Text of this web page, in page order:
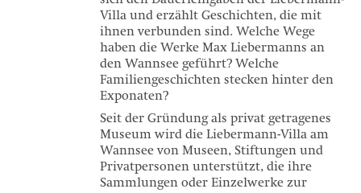
Villa und erzählt Geschichten, die mit
ihnen verbunden sind. Welche Wege
haben die Werke Max Liebermanns an
den Wannsee geführt? Welche
Familiengeschichten stecken hinter den
Exponaten?
Seit der Gründung als privat getragenes
Museum wird die Liebermann-Villa am
Wannsee von Museen, Stiftungen und
Privatpersonen unterstützt, die ihre
Sammlungen oder Einzelwerke zur